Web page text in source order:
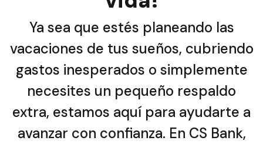
Ya sea que estés planeando las
vacaciones de tus sueños, cubriendo
gastos inesperados o simplemente
necesites un pequeño respaldo
extra, estamos aquí para ayudarte a
avanzar con confianza. En CS Bank,